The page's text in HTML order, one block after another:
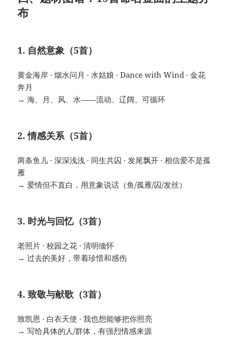
布
1. 自然意象（5首）
黄金海岸 · 烟水问月 · 水姑娘 · Dance with Wind · 金花
奔月
→ 海、月、风、水——流动、辽阔、可循环
2. 情感关系（5首）
两条鱼儿 · 深深浅浅 · 同生共囚 · 发尾飘开 · 相信爱不是孤
雁
→ 爱情但不直白，用意象说话（鱼/孤雁/囚/发丝）
3. 时光与回忆（3首）
老照片 · 校园之花 · 清明缅怀
→ 过去的美好，带着珍惜和感伤
4. 致敬与献歌（3首）
致凯恩 · 白衣天使 · 我也想能够把你照亮
→ 写给具体的人/群体，有强烈情感来源